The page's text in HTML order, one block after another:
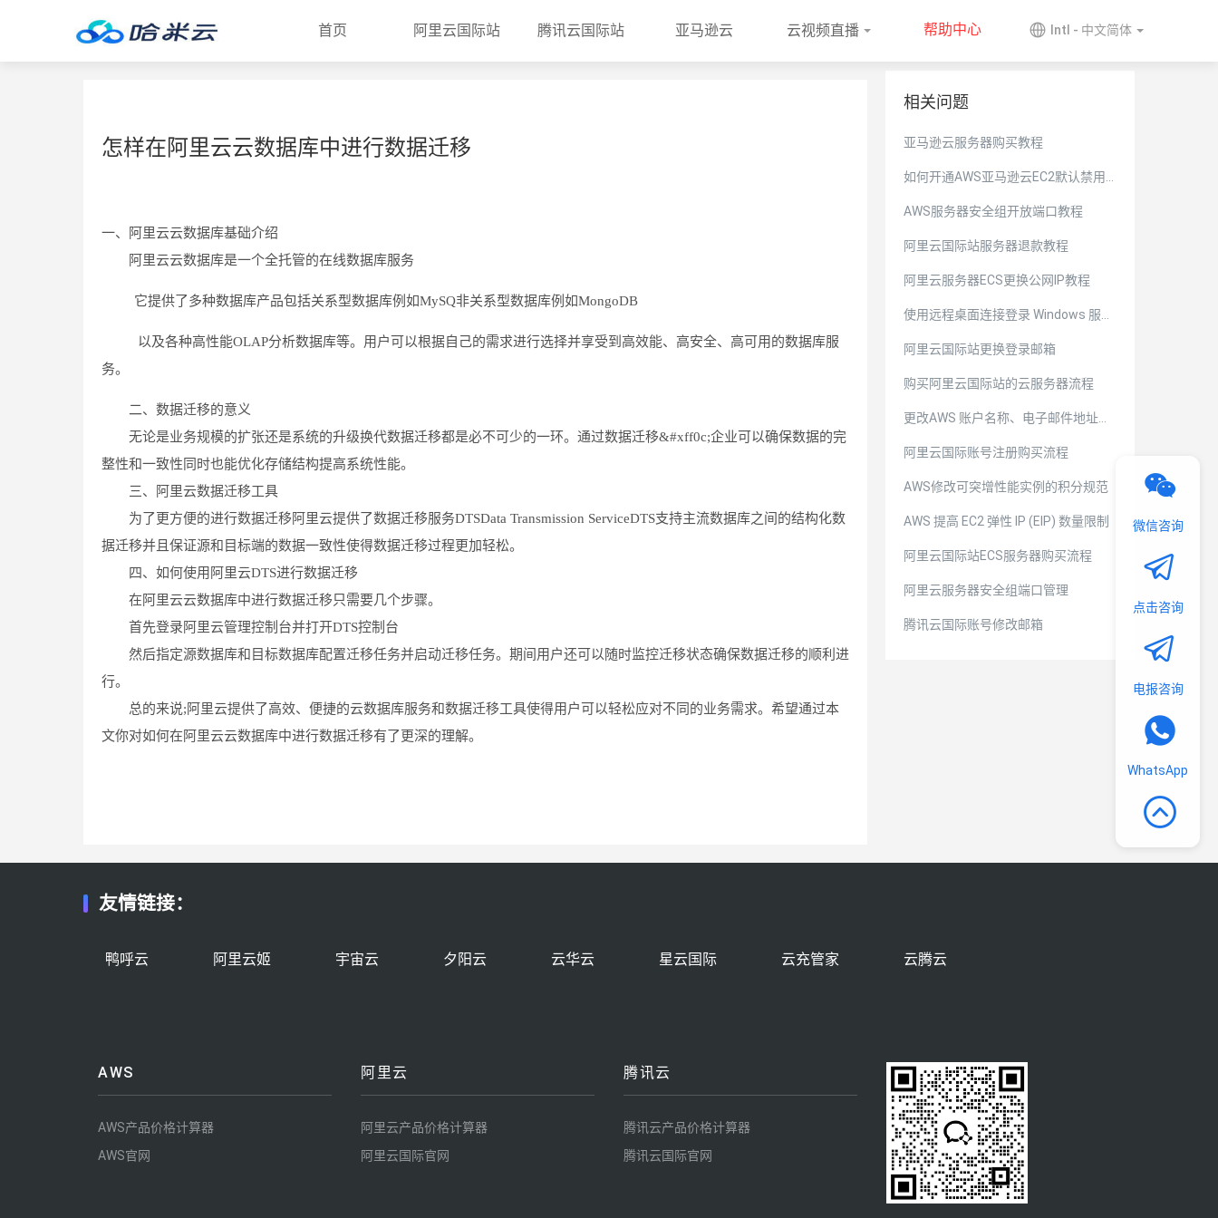
首页 阿里云国际站 腾讯云国际站 亚马逊云 云视频直播 帮助中心 Intl - 中文简体
微信咨询
点击咨询
电报咨询
WhatsApp
怎样在阿里云云数据库中进行数据迁移
一、阿里云云数据库基础介绍
阿里云云数据库是一个全托管的在线数据库服务
它提供了多种数据库产品包括关系型数据库例如MySQ非关系型数据库例如MongoDB
以及各种高性能OLAP分析数据库等。用户可以根据自己的需求进行选择并享受到高效能、高安全、高可用的数据库服
务。
二、数据迁移的意义
无论是业务规模的扩张还是系统的升级换代数据迁移都是必不可少的一环。通过数据迁移&#xff0c;企业可以确保数据的完
整性和一致性同时也能优化存储结构提高系统性能。
三、阿里云数据迁移工具
为了更方便的进行数据迁移阿里云提供了数据迁移服务DTSData Transmission ServiceDTS支持主流数据库之间的结构化数
据迁移并且保证源和目标端的数据一致性使得数据迁移过程更加轻松。
四、如何使用阿里云DTS进行数据迁移
在阿里云云数据库中进行数据迁移只需要几个步骤。
首先登录阿里云管理控制台并打开DTS控制台
然后指定源数据库和目标数据库配置迁移任务并启动迁移任务。期间用户还可以随时监控迁移状态确保数据迁移的顺利进
行。
总的来说;阿里云提供了高效、便捷的云数据库服务和数据迁移工具使得用户可以轻松应对不同的业务需求。希望通过本
文你对如何在阿里云云数据库中进行数据迁移有了更深的理解。
相关问题
亚马逊云服务器购买教程
如何开通AWS亚马逊云EC2默认禁用
的区域
AWS服务器安全组开放端口教程
阿里云国际站服务器退款教程
阿里云服务器ECS更换公网IP教程
使用远程桌面连接登录 Windows 服务
器
阿里云国际站更换登录邮箱
购买阿里云国际站的云服务器流程
更改AWS 账户名称、电子邮件地址或
密码
阿里云国际账号注册购买流程
AWS修改可突增性能实例的积分规范
AWS 提高 EC2 弹性 IP (EIP) 数量限制
阿里云国际站ECS服务器购买流程
阿里云服务器安全组端口管理
腾讯云国际账号修改邮箱
友情链接：
鸭呼云 阿里云姬 宇宙云 夕阳云 云华云 星云国际 云充管家 云腾云
AWS
AWS产品价格计算器
AWS官网
阿里云
阿里云产品价格计算器
阿里云国际官网
腾讯云
腾讯云产品价格计算器
腾讯云国际官网